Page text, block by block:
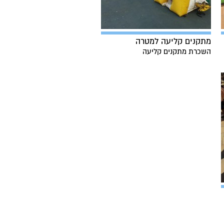
מתקנים קליעה למטרה
השכרת מתקנים קליעה